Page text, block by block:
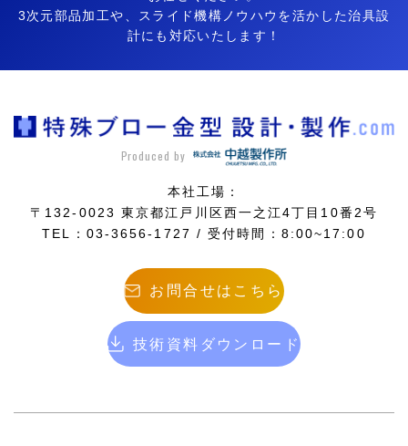
3次元部品加工や、スライド機構ノウハウを活かした治具設
計にも対応いたします！
Produced by
本社工場：
〒132-0023 東京都江戸川区西一之江4丁目10番2号
TEL：03-3656-1727 / 受付時間：8:00~17:00
お問合せはこちら
技術資料ダウンロード